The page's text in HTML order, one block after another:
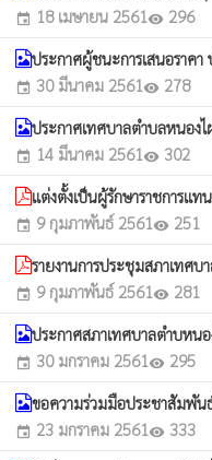
event 18 เมษายน 2561visibility 296
ประกาศผู้ชนะการเสนอราค
event 30 มีนาคม 2561visibility 278
ประกาศเทศบาลตำบลหนอง
event 14 มีนาคม 2561visibility 302
แต่งตั้งเป็นผู้รักษาราชการแ
event 9 กุมภาพันธ์ 2561visibility 251
รายงานการประชุมสภาเทศ
event 9 กุมภาพันธ์ 2561visibility 281
ประกาศสภาเทศบาลตำบหน
event 30 มกราคม 2561visibility 295
ขอความร่วมมือประชาสัมพัน
event 23 มกราคม 2561visibility 333